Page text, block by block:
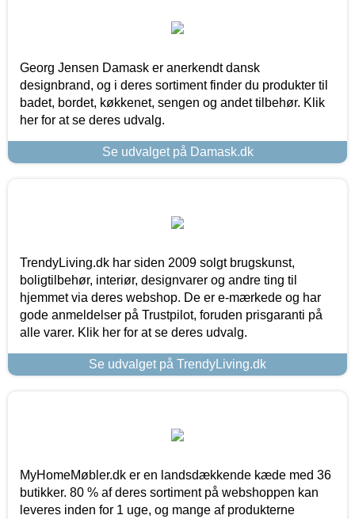
Georg Jensen Damask er anerkendt dansk
designbrand, og i deres sortiment finder du produkter til
badet, bordet, køkkenet, sengen og andet tilbehør. Klik
her for at se deres udvalg.
Se udvalget på Damask.dk
TrendyLiving.dk har siden 2009 solgt brugskunst,
boligtilbehør, interiør, designvarer og andre ting til
hjemmet via deres webshop. De er e-mærkede og har
gode anmeldelser på Trustpilot, foruden prisgaranti på
alle varer. Klik her for at se deres udvalg.
Se udvalget på TrendyLiving.dk
MyHomeMøbler.dk er en landsdækkende kæde med 36
butikker. 80 % af deres sortiment på webshoppen kan
leveres inden for 1 uge, og mange af produkterne